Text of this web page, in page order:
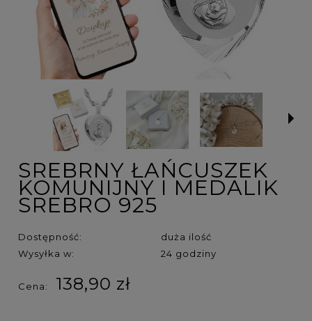
SREBRNY ŁAŃCUSZEK
KOMUNIJNY I MEDALIK
SREBRO 925
Dostępność:
duża ilość
Wysyłka w:
24 godziny
Cena: 138,90 zł